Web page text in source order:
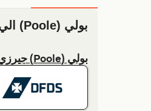
بولي (Poole) الي جيرزي (ساينت هيلير) ((Jersey (St Helier)
بولي (Poole) جيرزي (ساينت هيلير) ((Jersey (St Helier) العبارة